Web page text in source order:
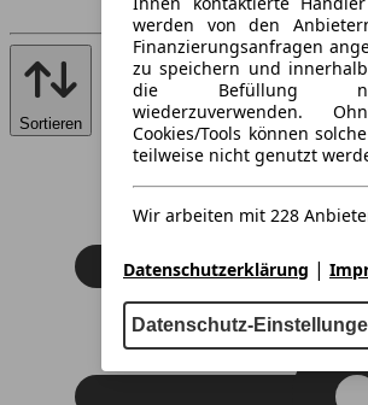
werden von den
Finanzierungsanfragen
zu speichern und
die Befüllung
wiederzuverwenden.
Cookies/Tools können
teilweise nicht genutzt
Wir arbeiten mit 228
Datenschutzerklärung |
Datenschutz-
Sortieren